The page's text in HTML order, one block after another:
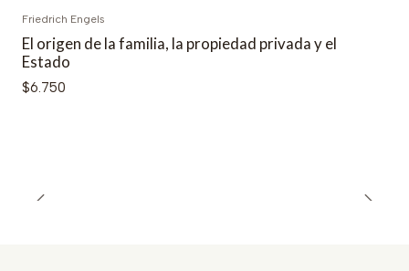
Friedrich Engels
El origen de la familia, la propiedad privada y el
Estado
$6.750